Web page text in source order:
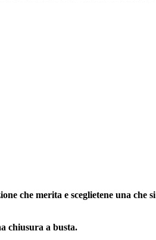
che merita e sceglietene una che
chiusura a busta.